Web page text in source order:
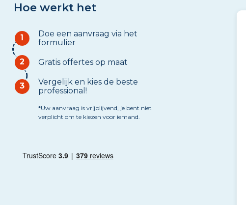
Hoe werkt het
1
Doe een aanvraag via het
formulier
2 Gratis offertes op maat
3
Vergelijk en kies de beste
professional!
*Uw aanvraag is vrijblijvend, je bent niet
verplicht om te kiezen voor iemand.